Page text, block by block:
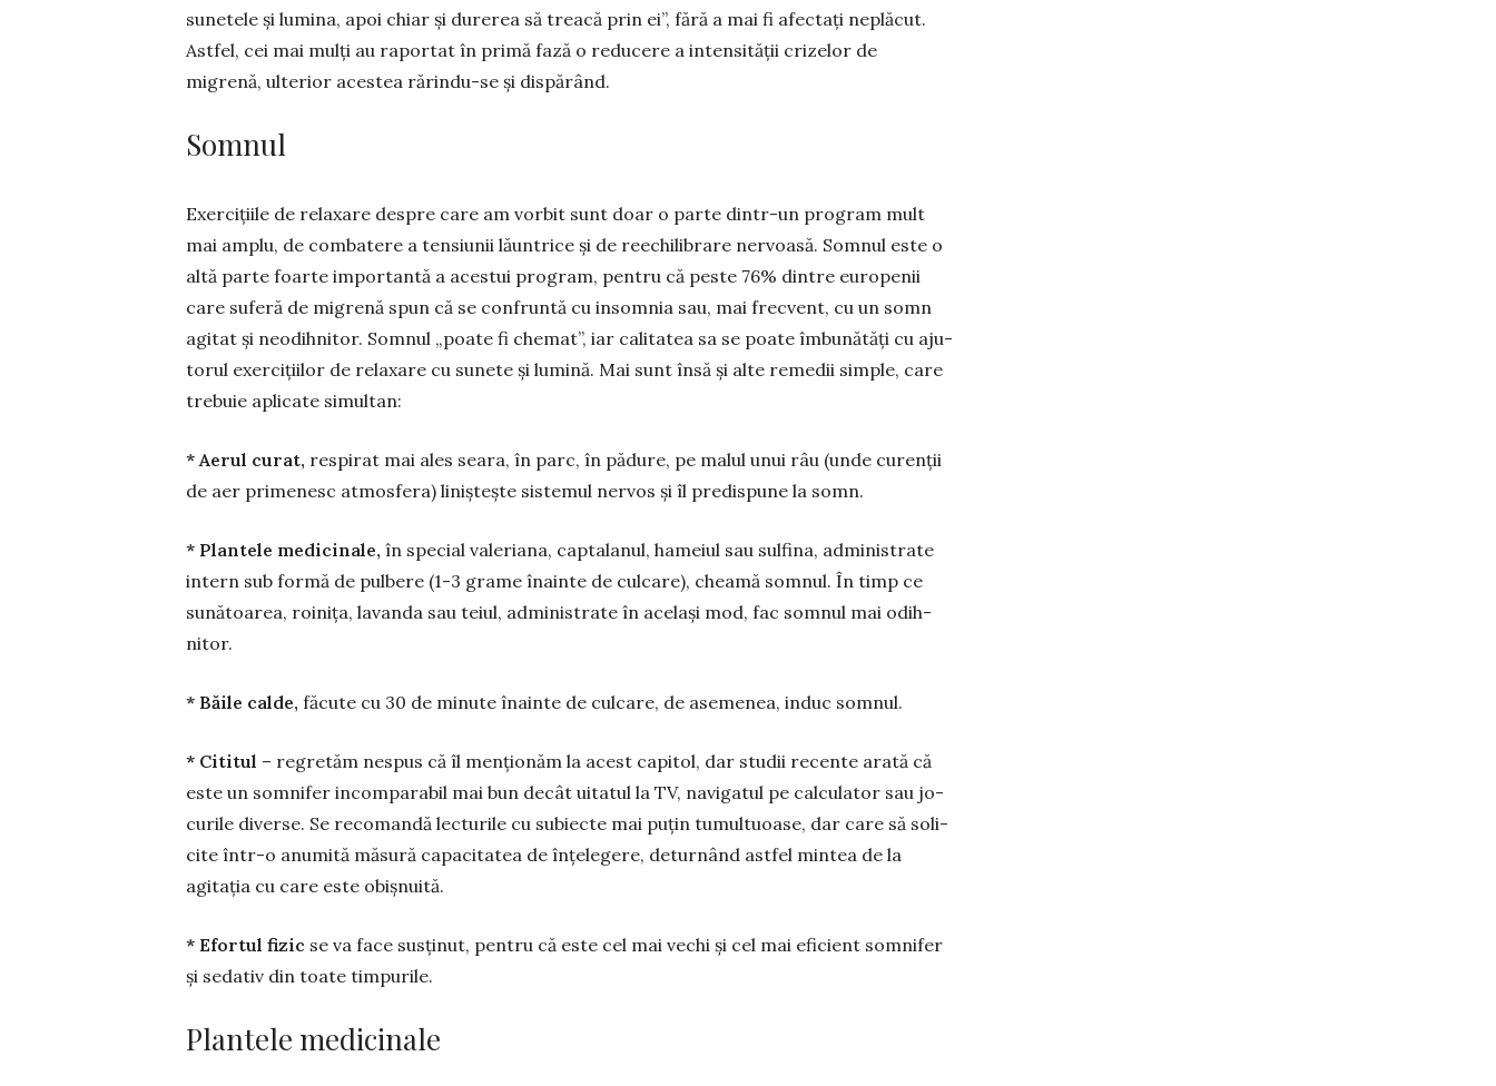
sunetele și lu­mina, apoi chiar și durerea să treacă prin ei”, fără a mai fi afectați neplă­cut.
Ast­fel, cei mai mulți au raportat în pri­mă fază o re­ducere a intensității cri­zelor de
migrenă, ulterior acestea ră­rindu-se și dispărând.
Somnul
Exercițiile de relaxare despre care am vorbit sunt doar o parte dintr-un program mult
mai amplu, de comba­tere a tensiunii lăun­trice și de reechi­librare nervoasă. Somnul este o
altă parte foarte im­por­tantă a acestui pro­gram, pentru că peste 76% dintre europenii
care su­feră de migre­nă spun că se con­fruntă cu in­som­nia sau, mai frec­vent, cu un somn
agitat și ne­o­dih­nitor. Som­nul „poa­te fi che­mat”, iar calitatea sa se poate îm­bunătăți cu aju­
torul exer­ci­țiilor de relaxare cu sunete și lu­mi­nă. Mai sunt însă și alte re­medii sim­ple, care
trebuie apli­cate simul­tan:
* Aerul curat, respirat mai ales seara, în parc, în pădure, pe malul u­nui râu (unde curenții
de aer prime­nesc atmo­sfera) liniș­tește sistemul ner­vos și îl pre­dis­pune la somn.
* Plantele medicinale, în spe­cial valeriana, captalanul, ha­me­iul sau sulfina, administrate
intern sub formă de pulbere (1-3 grame îna­inte de culcare), cheamă somnul. În timp ce
sunătoarea, roinița, la­vanda sau teiul, administrate în ace­lași mod, fac somnul mai odih­
nitor.
* Băile calde, făcute cu 30 de mi­nute înainte de culcare, de ase­menea, induc somnul.
* Cititul – regretăm nespus că îl menționăm la acest capitol, dar studii recente arată că
este un somnifer incomparabil mai bun decât uitatul la TV, na­vigatul pe calculator sau jo­
cu­rile diverse. Se re­coman­dă lec­turile cu su­biecte mai puțin tumul­tuoase, dar care să soli­
cite într-o anumită măsură capaci­ta­tea de înțe­legere, deturnând astfel min­­tea de la
agitația cu care este obiș­nuită.
* Efortul fizic se va face susți­nut, pentru că este cel mai vechi și cel mai eficient somnifer
și sedativ din toate timpurile.
Plantele medicinale